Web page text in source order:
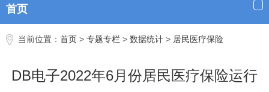
首页
当前位置： 首页 > 专题专栏 > 数据统计 > 居民医疗保险
DB电子2022年6月份居民医疗保险运行